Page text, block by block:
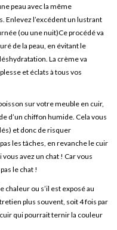
peau avec la même
Enlevez l’excédent un lustrant
(ou une nuit)Ce procédé va
de la peau, en évitant le
La crème va
et éclats à tous vos
sur votre meuble en cuir,
d’un chiffon humide. Cela vous
et donc de risquer
les tâches, en revanche le cuir
avez un chat ! Car vous
le chat !
chaleur ou s’il est exposé au
plus souvent, soit 4 fois par
qui pourrait ternir la couleur